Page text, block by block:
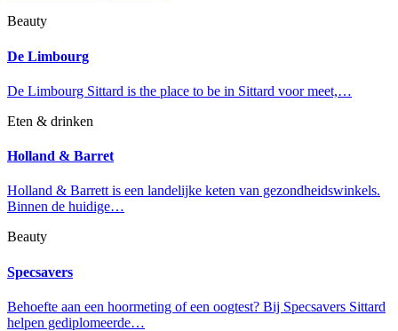
Beauty
De Limbourg
De Limbourg Sittard is the place to be in Sittard voor meet,…
Eten & drinken
Holland & Barret
Holland & Barrett is een landelijke keten van gezondheidswinkels.
Binnen de huidige…
Beauty
Specsavers
Behoefte aan een hoormeting of een oogtest? Bij Specsavers Sittard
helpen gediplomeerde…